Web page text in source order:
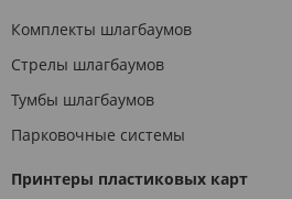
Комплекты шлагбаумов
Стрелы шлагбаумов
Тумбы шлагбаумов
Парковочные системы
Принтеры пластиковых карт